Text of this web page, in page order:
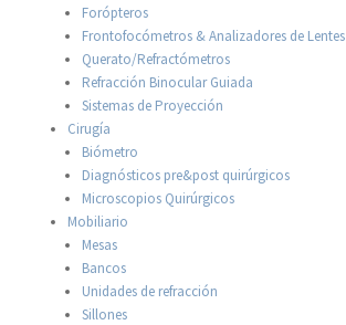
Forópteros
Frontofocómetros & Analizadores de Lentes
Querato/Refractómetros
Refracción Binocular Guiada
Sistemas de Proyección
Cirugía
Biómetro
Diagnósticos pre&post quirúrgicos
Microscopios Quirúrgicos
Mobiliario
Mesas
Bancos
Unidades de refracción
Sillones